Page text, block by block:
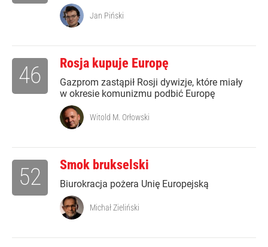
Jan Piński
Rosja kupuje Europę
Gazprom zastąpił Rosji dywizje, które miały
w okresie komunizmu podbić Europę
46
Witold M. Orłowski
Smok brukselski
Biurokracja pożera Unię Europejską
52
Michał Zieliński